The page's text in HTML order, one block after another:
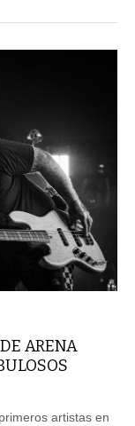
ARENA
artistas en